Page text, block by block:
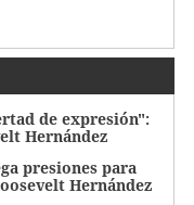
de expresión":
Hernández
presiones para
Hernández